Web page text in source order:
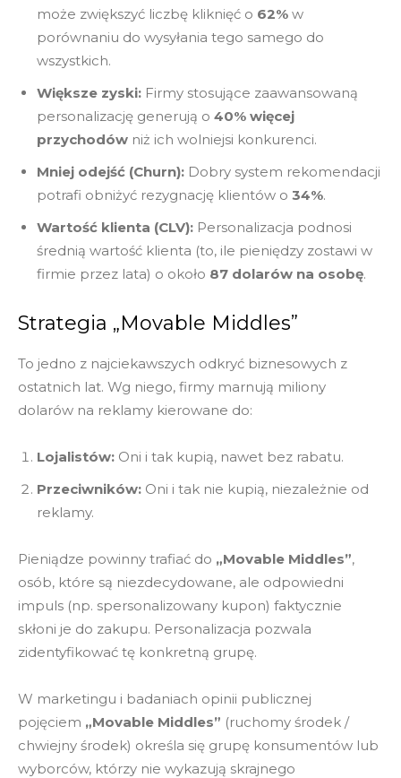
może zwiększyć liczbę kliknięć o 62% w
porównaniu do wysyłania tego samego do
wszystkich.
Większe zyski: Firmy stosujące zaawansowaną
personalizację generują o 40% więcej
przychodów niż ich wolniejsi konkurenci.
Mniej odejść (Churn): Dobry system rekomendacji
potrafi obniżyć rezygnację klientów o 34%.
Wartość klienta (CLV): Personalizacja podnosi
średnią wartość klienta (to, ile pieniędzy zostawi w
firmie przez lata) o około 87 dolarów na osobę.
Strategia „Movable Middles”
To jedno z najciekawszych odkryć biznesowych z
ostatnich lat. Wg niego, firmy marnują miliony
dolarów na reklamy kierowane do:
Lojalistów: Oni i tak kupią, nawet bez rabatu.
Przeciwników: Oni i tak nie kupią, niezależnie od
reklamy.
Pieniądze powinny trafiać do „Movable Middles”,
osób, które są niezdecydowane, ale odpowiedni
impuls (np. spersonalizowany kupon) faktycznie
skłoni je do zakupu. Personalizacja pozwala
zidentyfikować tę konkretną grupę.
W marketingu i badaniach opinii publicznej
pojęciem „Movable Middles” (ruchomy środek /
chwiejny środek) określa się grupę konsumentów lub
wyborców, którzy nie wykazują skrajnego